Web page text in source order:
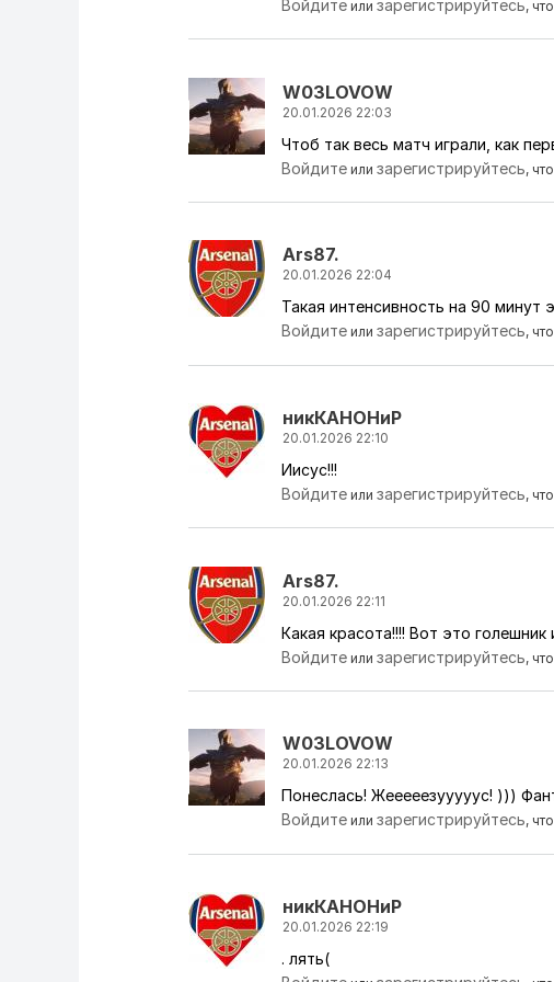
Войдите илизарегистрируйтесь,
W03LOVOW
20.01.2026 22:03
Чтоб так весь матч играли, как
Войдите илизарегистрируйтесь,
Ars87.
20.01.2026 22:04
Такая интенсивность на 90 минут
Войдите илизарегистрируйтесь,
никКАНОНиР
20.01.2026 22:10
Иисус!!!
Войдите илизарегистрируйтесь,
Ars87.
20.01.2026 22:11
Какая красота!!!! Вот это
Войдите илизарегистрируйтесь,
W03LOVOW
20.01.2026 22:13
Понеслась! Жееееезууууус! )))
Войдите илизарегистрируйтесь,
никКАНОНиР
20.01.2026 22:19
. лять(